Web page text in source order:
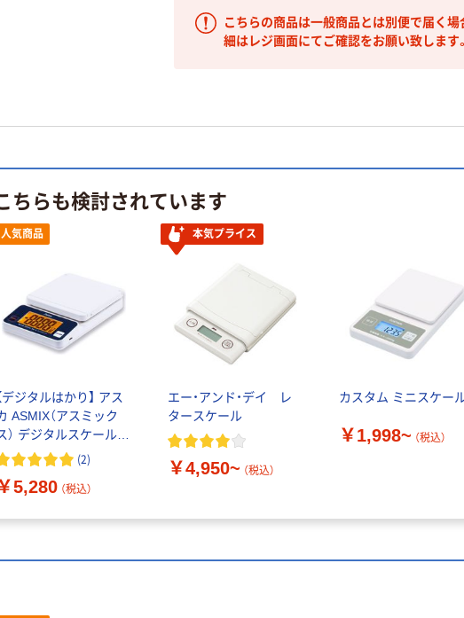
こちらの商品は一般商品とは別便で届く
細はレジ画面にてご確認をお願い致します。
ちらも検討されています
人気商品
【デジタルはかり】 アス
ASMIX（アスミック
） デジタルスケール
DS3300U 1台
(2)
5,280 （税込）
本気プライス
エー・アンド・デイ レ
タースケール
￥4,950~ （税込）
カスタム ミニスケー
￥1,998~ （税込）